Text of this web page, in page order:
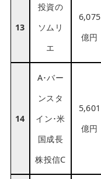
13
投資の
ソムリ
エ
6,075
億円
14
A･バー
ンスタ
イン･米
国成長
株投信C
5,601
億円